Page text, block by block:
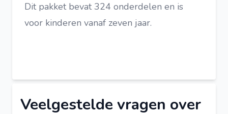
Dit pakket bevat 324 onderdelen en is
voor kinderen vanaf zeven jaar.
Veelgestelde vragen over